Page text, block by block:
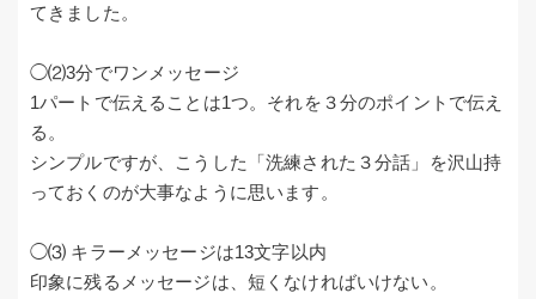
てきました。
◯⑵3分でワンメッセージ
1パートで伝えることは1つ。それを３分のポイントで伝え
る。
シンプルですが、こうした「洗練された３分話」を沢山持
っておくのが大事なように思います。
◯⑶ キラーメッセージは13文字以内
印象に残るメッセージは、短くなければいけない。